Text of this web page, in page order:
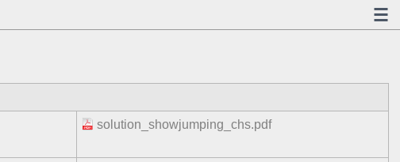
solution_showjumping_chs.pdf